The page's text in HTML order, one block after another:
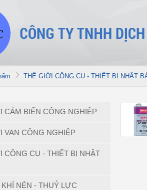
THẾ GIỚI CÔNG CỤ - THIẾT BỊ NHẬT
CẢM BIẾN CÔNG NGHIỆP
VAN CÔNG NGHIỆP
CÔNG CỤ - THIẾT BỊ NHẬT
NÉN - THUỶ LỰC